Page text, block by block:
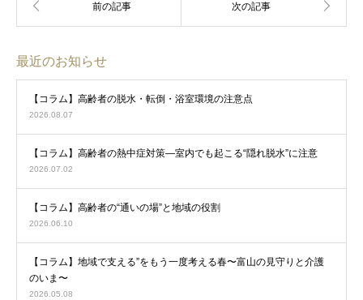
最近のお知らせ
【コラム】高齢者の脱水・転倒・浴室環境の注意点
2026.08.07
【コラム】高齢者の熱中症対策―室内でも起こる“隠れ脱水”に注意
2026.07.02
【コラム】高齢者の“通いの場”と地域の役割
2026.06.10
【コラム】地域で支える”をもう一度考える春〜富山の見守りと介護
のいま〜
2026.05.08